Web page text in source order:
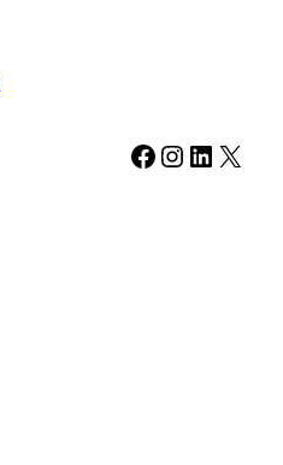
Facebook Instagram LinkedIn X